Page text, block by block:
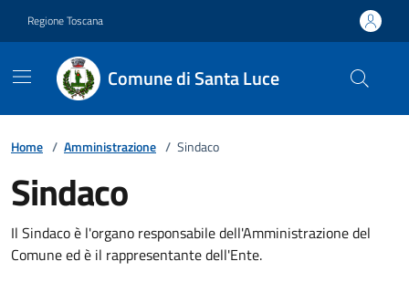
Regione Toscana
Comune di Santa Luce
Home / Amministrazione / Sindaco
Sindaco
Il Sindaco è l'organo responsabile dell'Amministrazione del
Comune ed è il rappresentante dell'Ente.